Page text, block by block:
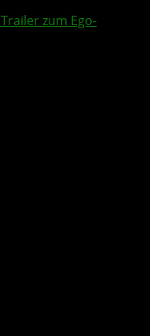
Trailerzum Ego-